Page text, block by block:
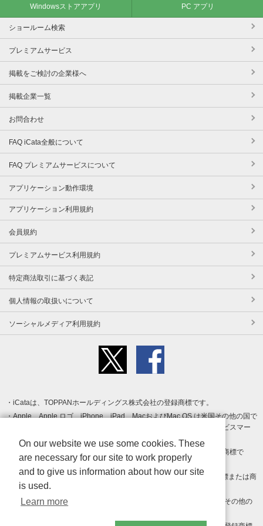
Windowsストアアプリ PC アプリ
ショールーム検索
プレミアムサービス
掲載をご検討の企業様へ
掲載企業一覧
お問合わせ
FAQ iCata全般について
FAQ プレミアムサービスについて
アプリケーション動作環境
アプリケーション利用規約
会員規約
プレミアムサービス利用規約
特定商法取引に基づく表記
個人情報の取扱いについて
ソーシャルメディア利用規約
iCataは、TOPPANホールディングス株式会社の登録商標です。
Apple、Apple ロゴ、iPhone、iPad、MacおよびMac OS は米国その他の国で
登録された Apple Inc. の商標です。App Store は Apple Inc. のサービスマー
クです。
Android、Google Play および Google Play ロゴ は Google LLC の商標で
す。
Windows は Microsoft Inc.の米国およびその他の国における登録商標または商
標です。
Adobe、Adobe Reader、Adobe PDF は、Adobe Inc.の米国およびその他の
On our website we use some cookies. These
are necessary for our site to work properly
and to give us information about how our site
is used.
Learn more